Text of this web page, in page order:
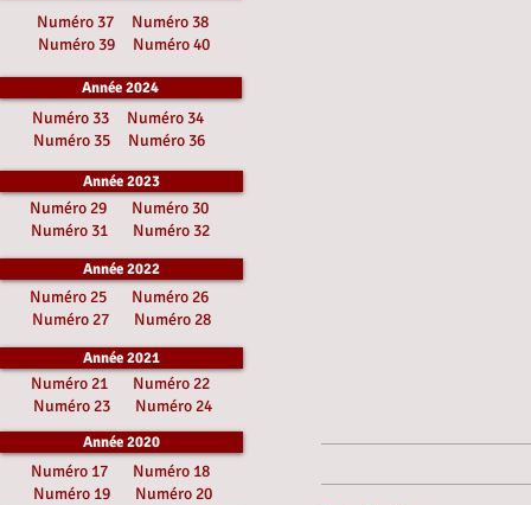
Numéro 37
Numéro 38
Numéro 39
Numéro 40
Année 2024
Numéro 33
Numéro 34
Numéro 35
Numéro 36
Année 2023
Numéro 29
Numéro 30
Numéro 31
Numéro 32
Année 2022
Numéro 25
Numéro 26
Numéro 27
Numéro 28
Année 2021
Numéro 21
Numéro 22
Numéro 23
Numéro 24
Année 2020
Numéro 17 Numéro 18
Numéro 19 Numéro 20